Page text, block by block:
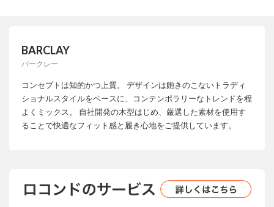
BARCLAY
バークレー
コンセプトは知的かつ上質。 デザインは飽きのこないトラディ
ショナルスタイルをベースに、コンテンポラリーなトレンドを程
よくミックス。 自社開発の木型はじめ、厳選した素材を使用す
ることで快適なフィット感と履き心地をご提供しています。